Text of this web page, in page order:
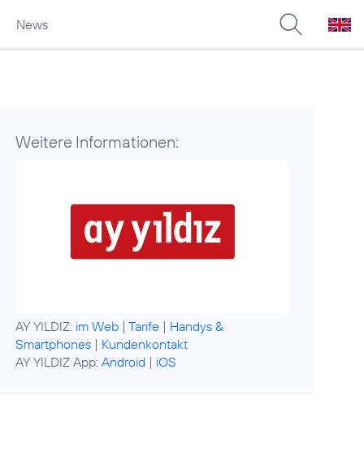
News
Weitere Informationen:
AY YILDIZ: im Web |Tarife | Handys &
Smartphones | Kundenkontakt
AY YILDIZ App:Android | iOS